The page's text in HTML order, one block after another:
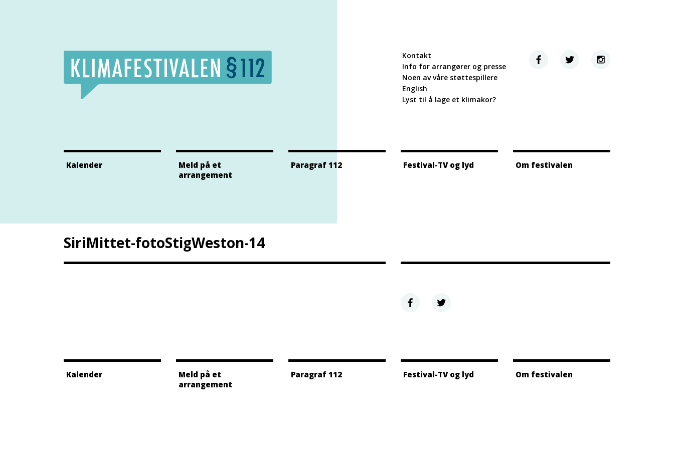
Kontakt
Info for arrangører og presse
Noen av våre støttespillere
English
Lyst til å lage et klimakor?
Klimafestivalens Twitter side
Klimafestivalens Instagram side
Kalender
Meld på et
arrangement
Paragraf 112 Festival-TV og lyd Om festivalen
SiriMittet-fotoStigWeston-14
Kalender
Meld på et
arrangement
Paragraf 112 Festival-TV og lyd Om festivalen